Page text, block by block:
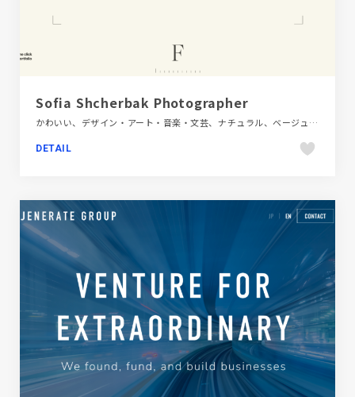
Sofia Shcherbak Photographer
かわいい、デザイン・アート・音楽・文芸、ナチュラル、ベージュ・ゴールド系、ホワイト系、ポートフォリオ、大きめ写真、海外サイト
DETAIL